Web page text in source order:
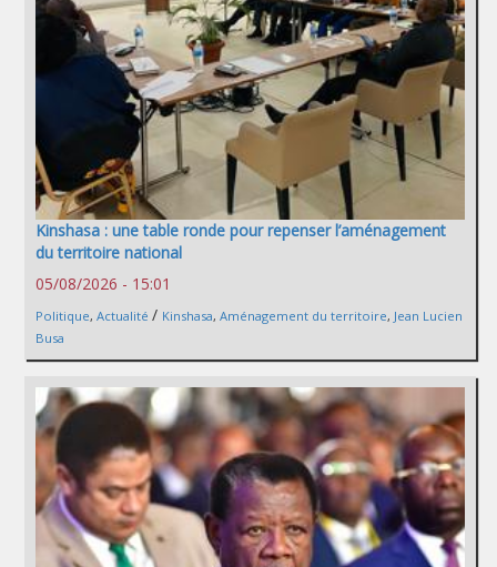
Kinshasa : une table ronde pour repenser l’aménagement
du territoire national
05/08/2026 - 15:01
Politique, Actualité / Kinshasa, Aménagement du territoire, Jean Lucien
Busa